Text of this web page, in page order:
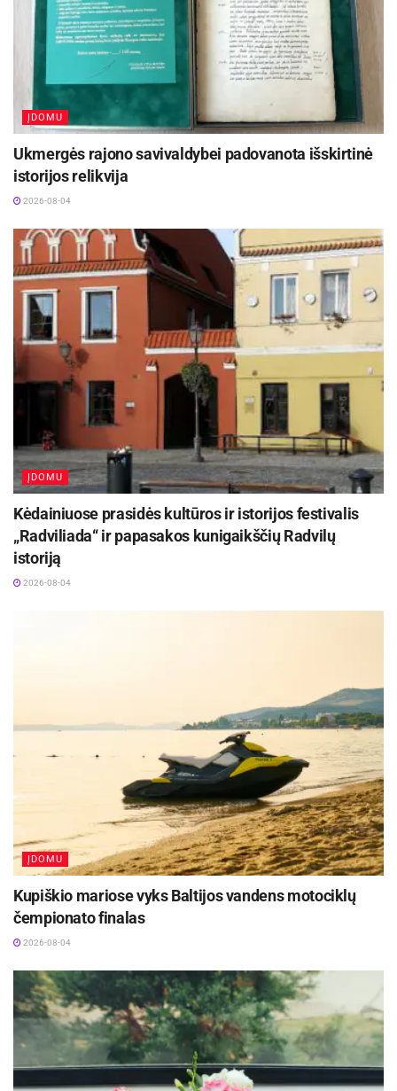
ĮDOMU
Ukmergės rajono savivaldybei padovanota išskirtinė
istorijos relikvija
2026-08-04
ĮDOMU
Kėdainiuose prasidės kultūros ir istorijos festivalis
„Radviliada“ ir papasakos kunigaikščių Radvilų
istoriją
2026-08-04
ĮDOMU
Kupiškio mariose vyks Baltijos vandens motociklų
čempionato finalas
2026-08-04